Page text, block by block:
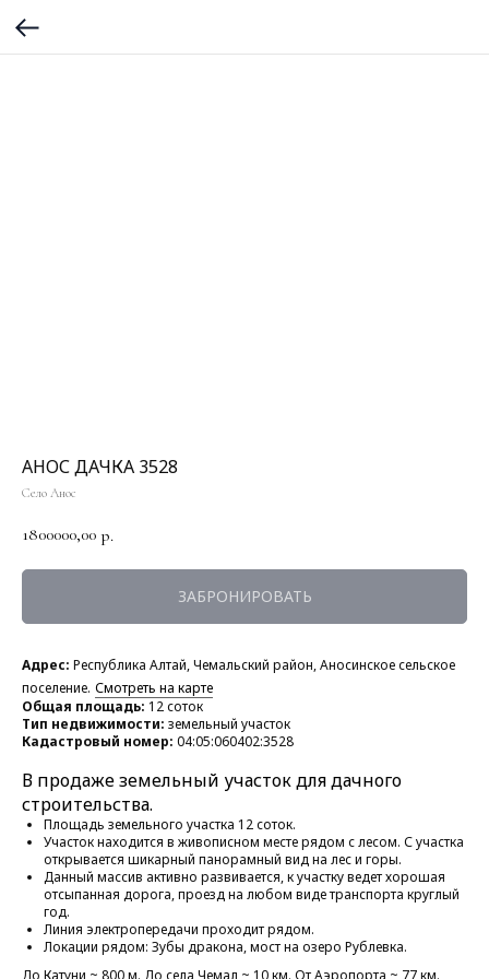
АНОС ДАЧКА 3528
Село Анос
1800000,00 р.
ЗАБРОНИРОВАТЬ
Адрес: Республика Алтай, Чемальский район, Аносинское сельское
поселение. Смотреть на карте
Общая площадь: 12 соток
Тип недвижимости: земельный участок
Кадастровый номер: 04:05:060402:3528
В продаже земельный участок для дачного
строительства.
Площадь земельного участка 12 соток.
Участок находится в живописном месте рядом с лесом. С участка
открывается шикарный панорамный вид на лес и горы.
Данный массив активно развивается, к участку ведет хорошая
отсыпанная дорога, проезд на любом виде транспорта круглый
год.
Линия электропередачи проходит рядом.
Локации рядом: Зубы дракона, мост на озеро Рублевка.
До Катуни ~ 800 м. До села Чемал ~ 10 км. От Аэропорта ~ 77 км.